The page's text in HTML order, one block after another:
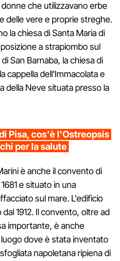
che utilizzavano erbe
delle vere e proprie streghe.
la chiesa di Santa Maria di
a strapiombo sul
San Barnaba, la chiesa di
cappella dell'Immacolata e
della Neve situata presso la
Pisa, cos'è l'Ostreopsis
per la salute
è anche il convento di
e situato in una
sul mare. L'edificio
1912. Il convento, oltre ad
importante, è anche
dove è stata inventato
napoletana ripiena di